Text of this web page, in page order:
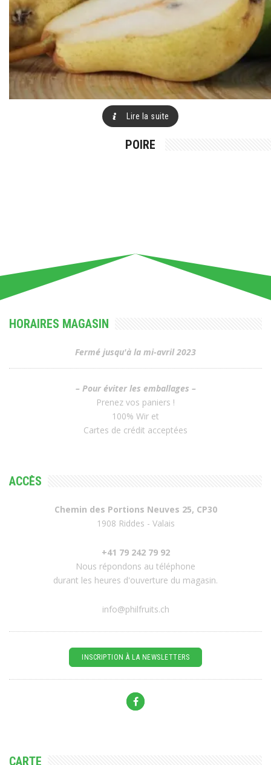
Lire la suite
POIRE
HORAIRES MAGASIN
Fermé jusqu'à la mi-avril 2023
– Pour éviter les emballages –
Prenez vos paniers !
100% Wir et
Cartes de crédit acceptées
ACCÈS
Chemin des Portions Neuves 25, CP30
1908 Riddes - Valais
+41 79 242 79 92
Nous répondons au téléphone
durant les heures d'ouverture du magasin.
info@philfruits.ch
INSCRIPTION À LA NEWSLETTERS
CARTE